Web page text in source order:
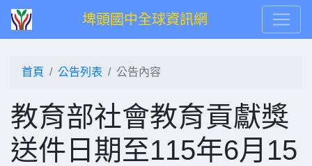
埤頭國中全球資訊網
首頁 公告列表 公告內容
教育部社會教育貢獻獎
送件日期至115年6月15